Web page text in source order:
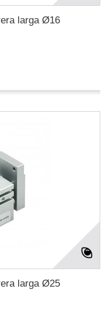
larga Ø16
larga Ø25